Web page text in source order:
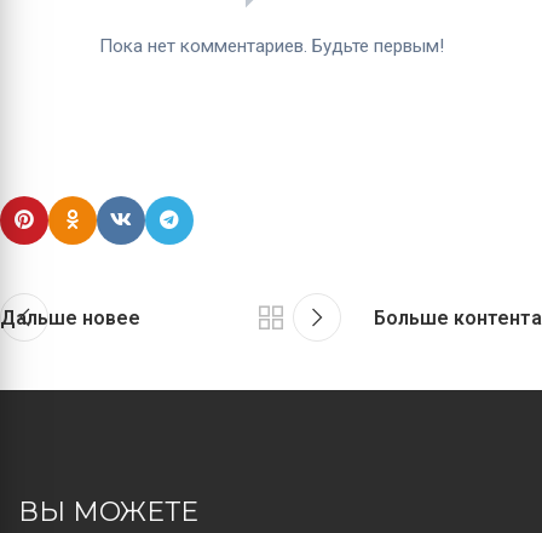
Дальше новее Больше контента
ВЫ МОЖЕТЕ